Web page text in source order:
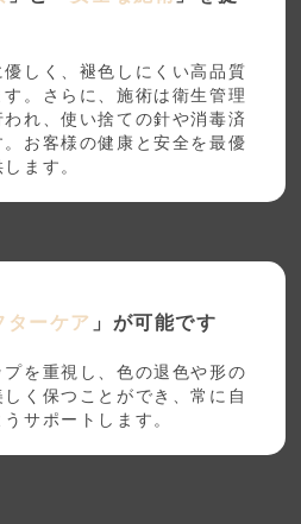
しく、褪色しにくい高品質
。さらに、施術は衛生管理
れ、使い捨ての針や消毒済
お客様の健康と安全を最優
ます。
ターケア 」が可能です
を重視し、色の退色や形の
く保つことができ、常に自
サポートします。